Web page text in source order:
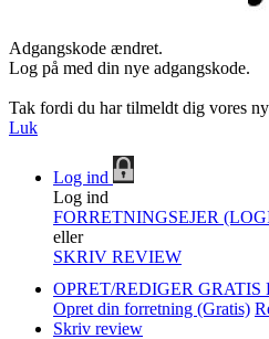
Adgangskode ændret.
Log på med din nye adgangskode.
Tak fordi du har tilmeldt dig vores
Luk
Log ind
Log ind
FORRETNINGSEJER
eller
SKRIV REVIEW
OPRET/REDIGER
Opret din forretning (Gratis)
Skriv review